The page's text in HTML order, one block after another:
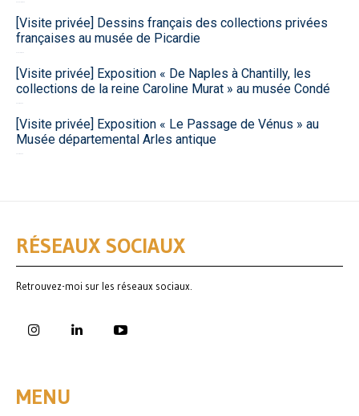
[Visite privée] Dessins français des collections privées
françaises au musée de Picardie
[Visite privée] Exposition « De Naples à Chantilly, les
collections de la reine Caroline Murat » au musée Condé
[Visite privée] Exposition « Le Passage de Vénus » au
Musée départemental Arles antique
RÉSEAUX SOCIAUX
Retrouvez-moi sur les réseaux sociaux.
MENU